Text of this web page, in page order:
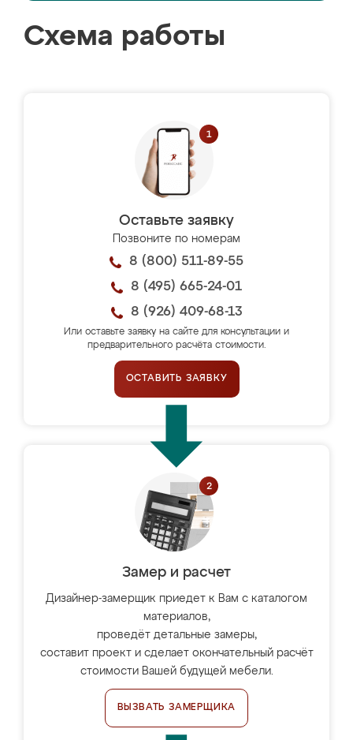
Схема работы
Оставьте заявку
Позвоните по номерам
8 (800) 511-89-55
8 (495) 665-24-01
8 (926) 409-68-13
Или оставьте заявку на сайте для консультации и
предварительного расчёта стоимости.
ОСТАВИТЬ ЗАЯВКУ
Замер и расчет
Дизайнер-замерщик приедет к Вам с каталогом
материалов,
проведёт детальные замеры,
составит проект и сделает окончательный расчёт
стоимости Вашей будущей мебели.
ВЫЗВАТЬ ЗАМЕРЩИКА